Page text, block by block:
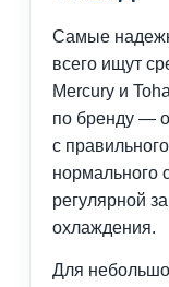
Самые
всего ищут
Mercury и
по бренду —
с
нормального
регулярной
охлаждения.
Для